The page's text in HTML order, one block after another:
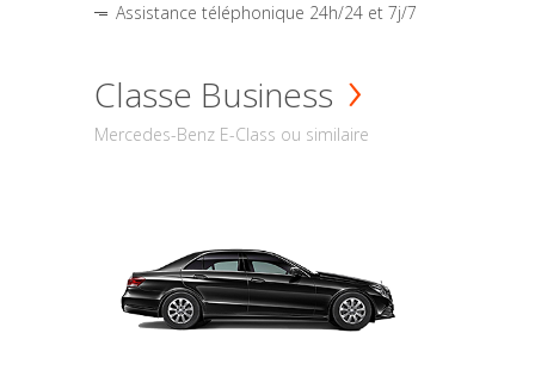
Assistance téléphonique 24h/24 et 7j/7
Classe Business
Mercedes-Benz E-Class ou similaire